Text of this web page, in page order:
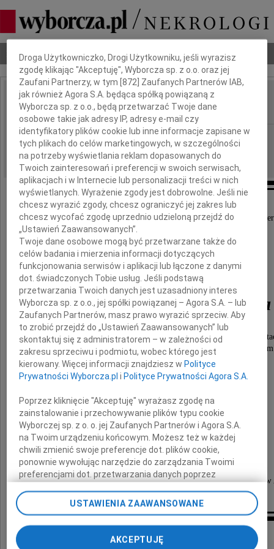
Nekrologi Odeszli Poradnik pogrzebowy
IMIĘ I NAZWISKO: Jerzy Pinior
REGION: Katowice
DATA EMISJI: 16.10.2023
Z głębokim żalem przyjęliśmy wiadomość o
Adw. Jerzego Piniora
Dziekana Okręgowej Rady Adwokackiej w Katowicach w
Odznaczonego odznaką "Adwokatura
Wybitnego przedstawiciela śląskiej palestry.
Zawsze oddanego Adwokaturze.
Rodzinie oraz Bliskim
składamy
wyrazy głębokiego współczucia.
Dziekan oraz członkowie Okręgowej Rady Adwokackiej w
Inne kondolencje
Dbamy o Twoją prywatność
Droga Użytkowniczko, Drogi Użytkowniku, jeśli wyrazisz
zgodę klikając "Akceptuję", Wyborcza sp. z o.o. oraz jej
Zaufani Partnerzy, w tym [872 ] Zaufanych Partnerów IAB,
jak również Agora S.A. będąca spółką powiązaną z
Wyborcza sp. z o.o., będą przetwarzać Twoje dane
osobowe takie jak adresy IP, adresy e-mail czy
identyfikatory plików cookie lub inne informacje zapisane w
tych plikach do celów marketingowych, w szczególności
na potrzeby wyświetlania reklam dopasowanych do
Twoich zainteresowań i preferencji w swoich serwisach,
aplikacjach i w Internecie lub personalizacji treści w nich
wyświetlanych. Wyrażenie zgody jest dobrowolne. Jeśli nie
chcesz wyrazić zgody, chcesz ograniczyć jej zakres lub
chcesz wycofać zgodę uprzednio udzieloną przejdź do
„Ustawień Zaawansowanych”.
Twoje dane osobowe mogą być przetwarzane także do
celów badania i mierzenia informacji dotyczących
funkcjonowania serwisów i aplikacji lub łączone z danymi
dot. świadczonych Tobie usług. Jeśli podstawą
przetwarzania Twoich danych jest uzasadniony interes
Wyborcza sp. z o.o., jej spółki powiązanej – Agora S.A. – lub
Zaufanych Partnerów, masz prawo wyrazić sprzeciw. Aby
to zrobić przejdź do „Ustawień Zaawansowanych” lub
skontaktuj się z administratorem – w zależności od
zakresu sprzeciwu i podmiotu, wobec którego jest
kierowany. Więcej informacji znajdziesz w Polityce
Prywatności Wyborcza.pl i Polityce Prywatności Agora S.A.
Poprzez kliknięcie "Akceptuję" wyrażasz zgodę na
zainstalowanie i przechowywanie plików typu cookie
Wyborczej sp. z o. o. jej Zaufanych Partnerów i Agora S.A.
na Twoim urządzeniu końcowym. Możesz też w każdej
chwili zmienić swoje preferencje dot. plików cookie,
ponownie wywołując narzędzie do zarządzania Twoimi
preferencjami dot. przetwarzania danych poprzez
przechodząc do sekcji „Ustawienia zaawansowane”.
Zmiana ustawień plików cookie możliwa jest także za
pomocą ustawień przeglądarki.
USTAWIENIA ZAAWANSOWANE
AKCEPTUJĘ